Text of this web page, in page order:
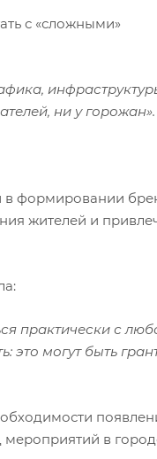
с «сложными»
ни у горожан».
в формировании
жителей и
практически с
это могут быть
в